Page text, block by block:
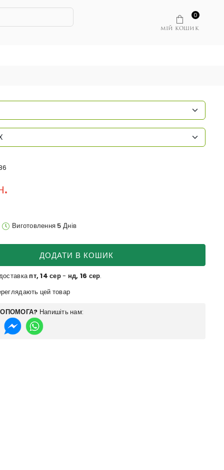
МІЙ КОШИК
0
Виготовлення 5 Днів
ДОДАТИ В КОШИК
пт, 14 сер- нд, 16 сер.
цей товар
Напишіть нам: